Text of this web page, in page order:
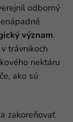
odborný
význam.
trávnikoch
nektáru
ako sú
zakoreňovať